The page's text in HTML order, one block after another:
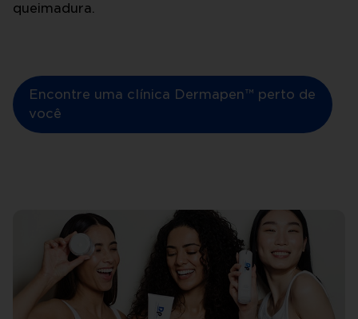
queimadura.
Encontre uma clínica Dermapen™ perto de
você